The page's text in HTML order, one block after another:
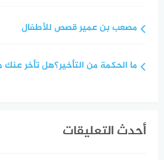
مصعب بن عمير قصص للأطفال
ما الحكمة من التأخير؟هل تأخر عنك
أحدث التعليقات